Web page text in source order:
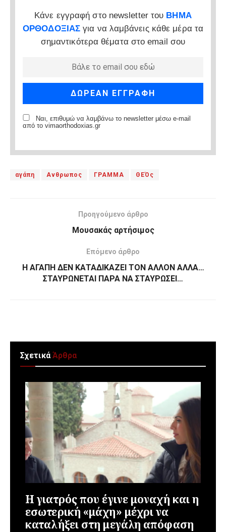
Κάνε εγγραφή στο newsletter του ΒΗΜΑ
ΟΡΘΟΔΟΞΙΑΣ για να λαμβάνεις κάθε μέρα τα
σημαντικότερα θέματα στο email σου
Ναι, επιθυμώ να λαμβάνω το newsletter μέσω e-mail
από το vimaorthodoxias.gr
αγάπη Ανθρωπος ΓΡΑΜΜΑ ΘΕΌς
Προηγούμενο άρθρο
Μουσακάς αρτήσιμος
Επόμενο άρθρο
Η ΑΓΑΠΗ ΔΕΝ ΚΑΤΑΔΙΚΑΖΕΙ ΤΟΝ ΑΛΛΟΝ ΑΛΛΑ…
ΣΤΑΥΡΩΝΕΤΑΙ ΠΑΡΑ ΝΑ ΣΤΑΥΡΩΣΕΙ…
ΣχετικάΆρθρα
Η γιατρός που έγινε μοναχή και η
εσωτερική «μάχη» μέχρι να
καταλήξει στη μεγάλη απόφαση